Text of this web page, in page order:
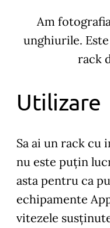
Am
unghiurile.
rack
Utilizare
Sa ai un rack cu
nu este puțin
asta pentru ca
echipamente
vitezele